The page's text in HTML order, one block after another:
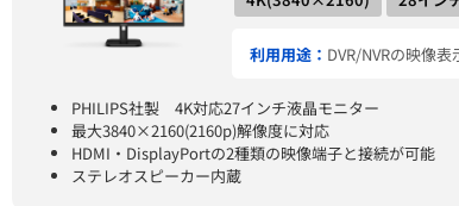
利用用途： DVR/NVRの映像表
PHILIPS社製 4K対応27インチ液晶モニター
最大3840×2160(2160p)解像度に対応
HDMI・DisplayPortの2種類の映像端子と接続が可能
ステレオスピーカー内蔵